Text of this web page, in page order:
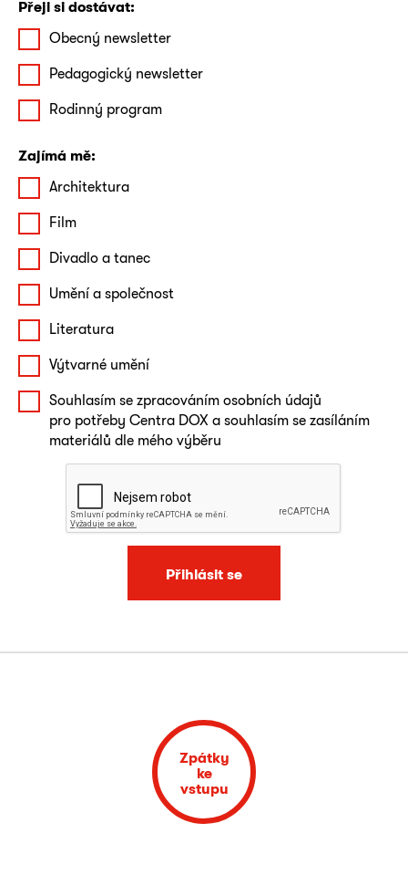
Přeji si dostávat:
Obecný newsletter
Pedagogický newsletter
Rodinný program
Zajímá mě:
Architektura
Film
Divadlo a tanec
Umění a společnost
Literatura
Výtvarné umění
Souhlasím se zpracováním osobních údajů
pro potřeby Centra DOX a souhlasím se zasíláním
materiálů dle mého výběru
Přihlásit se
Zpátky
ke
vstupu